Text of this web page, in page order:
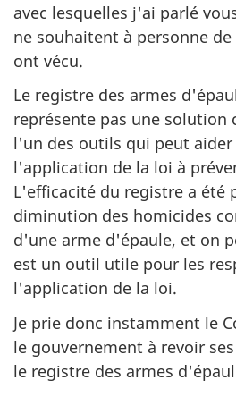
avec lesquelles j'ai parlé
ne souhaitent à personne
ont vécu.
Le registre des armes
représente pas une solution
l'un des outils qui peut aider
l'application de la loi à
L'efficacité du registre a été
diminution des homicides
d'une arme d'épaule, et on
est un outil utile pour les
l'application de la loi.
Je prie donc instamment le
le gouvernement à revoir
le registre des armes